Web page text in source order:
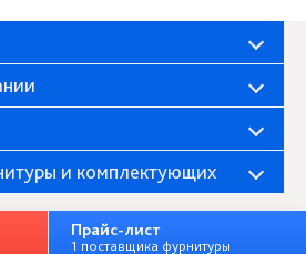
и комплектующих
Прайс-лист
1 поставщика фурнитуры